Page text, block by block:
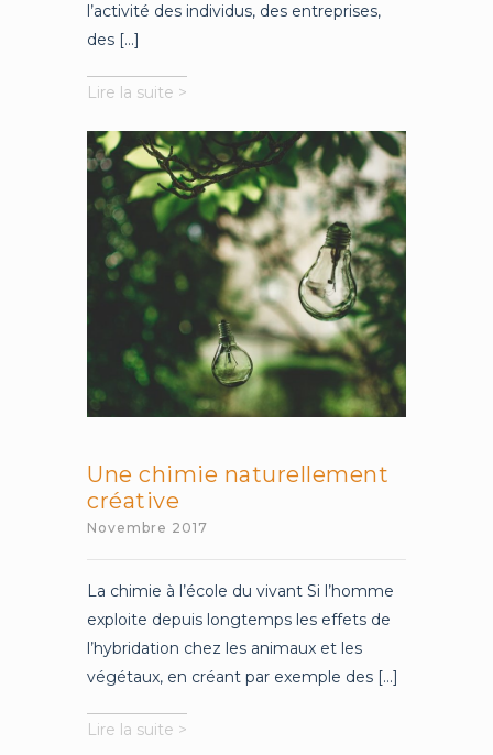
l’activité des individus, des entreprises,
des [...]
Lire la suite >
secret
des
algorithmes
Une chimie naturellement
créative
Novembre 2017
La chimie à l’école du vivant Si l’homme
exploite depuis longtemps les effets de
l’hybridation chez les animaux et les
végétaux, en créant par exemple des [...]
Lire la suite >